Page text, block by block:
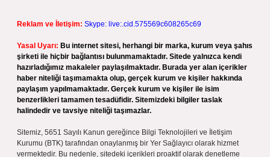
Reklam ve İletişim: Skype: live:.cid.575569c608265c69
Yasal Uyarı: Bu internet sitesi, herhangi bir marka, kurum veya şahıs
şirketi ile hiçbir bağlantısı bulunmamaktadır. Sitede yalnızca kendi
hazırladığımız makaleler paylaşılmaktadır. Burada yer alan içerikler
haber niteliği taşımamakta olup, gerçek kurum ve kişiler hakkında
paylaşım yapılmamaktadır. Gerçek kurum ve kişiler ile isim
benzerlikleri tamamen tesadüfidir. Sitemizdeki bilgiler taslak
halindedir ve tavsiye niteliği taşımazlar.
Sitemiz, 5651 Sayılı Kanun gereğince Bilgi Teknolojileri ve İletişim
Kurumu (BTK) tarafından onaylanmış bir Yer Sağlayıcı olarak hizmet
vermektedir. Bu nedenle, sitedeki içerikleri proaktif olarak denetleme